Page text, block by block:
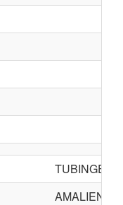
TUBINGEN